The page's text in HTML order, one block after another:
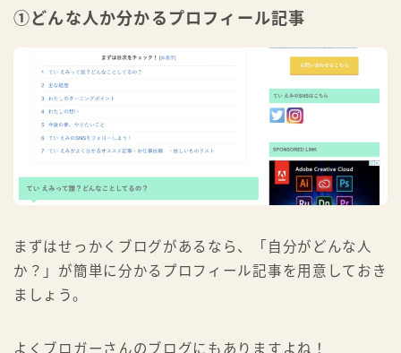
①どんな人か分かるプロフィール記事
まずはせっかくブログがあるなら、「自分がどんな人
か？」が簡単に分かるプロフィール記事を用意しておき
ましょう。
よくブロガーさんのブログにもありますよね！